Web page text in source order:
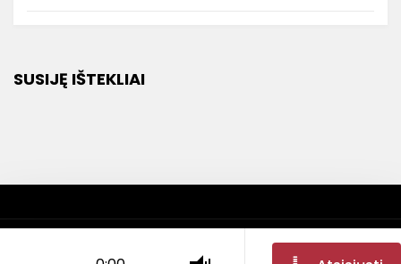
SUSIJĘ IŠTEKLIAI
LMTA Mokslo centro muzikinio folkloro archyvas